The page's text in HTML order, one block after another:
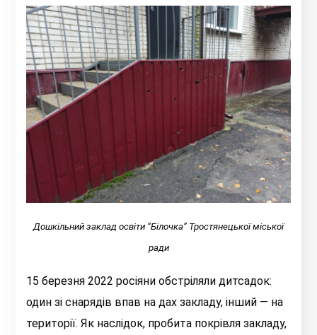
Дошкільний заклад освіти “Білочка” Тростянецької міської
ради
15 березня 2022 росіяни обстріляли дитсадок:
один зі снарядів впав на дах закладу, інший — на
території. Як наслідок, пробита покрівля закладу,